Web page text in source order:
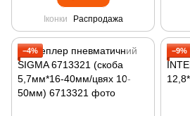
Іконки Распродажа
−4% −9%